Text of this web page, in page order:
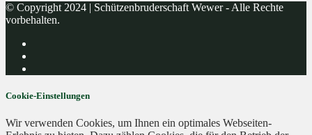
© Copyright 2024 | Schützenbruderschaft Wewer - Alle Rechte
vorbehalten.
Cookie-Einstellungen
Wir verwenden Cookies, um Ihnen ein optimales Webseiten-